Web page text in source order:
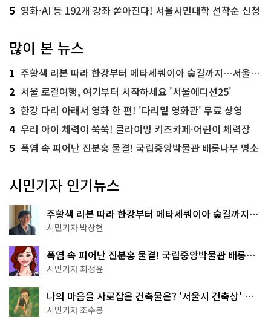
5 영화·AI 등 192개 강좌 쏟아진다! 서울시민대학 선착순 신청
많이 본 뉴스
1 주황색 리본 따라 한강부터 메타세쿼이아 숲길까지…서울둘레길 15코스
2 서울 로컬여행, 여기부터 시작하세요 '서울에디션25'
3 한강 다리 아래서 영화 한 편! '다리밑 영화관' 무료 상영
4 우리 아이 체력이 쑥쑥! 클라이밍 키즈카페·어린이 체력장
5 폭염 속 피어난 진분홍 물결! 국립중앙박물관 배롱나무 명소
시민기자 인기뉴스
주황색 리본 따라 한강부터 메타세쿼이아 숲길까지…
서울둘레길 15코스
시민기자 박상현
폭염 속 피어난 진분홍 물결! 국립중앙박물관 배롱나
무 명소
시민기자 최정윤
나의 마음을 사로잡은 건축물은? '서울시 건축상' 수
상작 공개!
시민기자 조수봉